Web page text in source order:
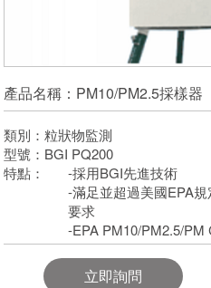
產品名稱：PM10/PM2.5採樣器
類別：粒狀物監測
型號：BGI PQ200
特點：
-採用BGI先進技術
-滿足並超過美國EPA
要求
-EPA PM10/PM2.5/PM
立即詢問